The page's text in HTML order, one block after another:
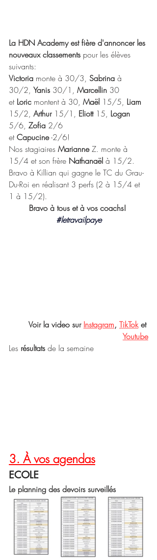
La HDN Academy est fière d'annoncer les
nouveaux classements pour les élèves
suivants:
Victoria monte à 30/3, Sabrina à
30/2, Yanis 30/1, Marcellin 30
et Loric montent à 30, Maël 15/5, Liam
15/2, Arthur 15/1, Eliott 15, Logan
5/6, Zofia 2/6
et Capucine -2/6!
Nos stagiaires Marianne Z. monte à
15/4 et son frère Nathanaël à 15/2.
Bravo à Killian qui gagne le TC du Grau-
Du-Roi en réalisant 3 perfs (2 à 15/4 et
1 à 15/2).
Bravo à tous et à vos coachs!
#letravailpaye
Voir la video sur Instagram, TikTok et
Youtube
Les résultats de la semaine
3. À vos agendas
ECOLE
Le planning des devoirs surveillés